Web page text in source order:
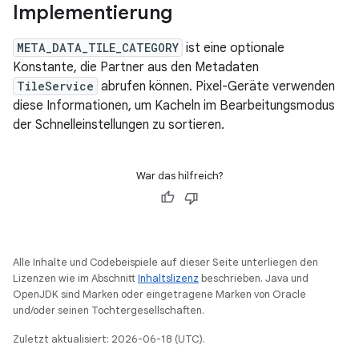
Implementierung
META_DATA_TILE_CATEGORY ist eine optionale
Konstante, die Partner aus den Metadaten
TileService abrufen können. Pixel-Geräte verwenden
diese Informationen, um Kacheln im Bearbeitungsmodus
der Schnelleinstellungen zu sortieren.
War das hilfreich?
Alle Inhalte und Codebeispiele auf dieser Seite unterliegen den
Lizenzen wie im AbschnittInhaltslizenz beschrieben. Java und
OpenJDK sind Marken oder eingetragene Marken von Oracle
und/oder seinen Tochtergesellschaften.
Zuletzt aktualisiert: 2026-06-18 (UTC).